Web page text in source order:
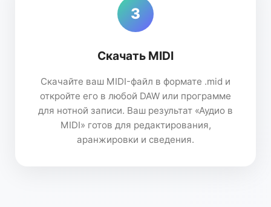
3
Скачать MIDI
Скачайте ваш MIDI-файл в формате .mid и
откройте его в любой DAW или программе
для нотной записи. Ваш результат «Аудио в
MIDI» готов для редактирования,
аранжировки и сведения.